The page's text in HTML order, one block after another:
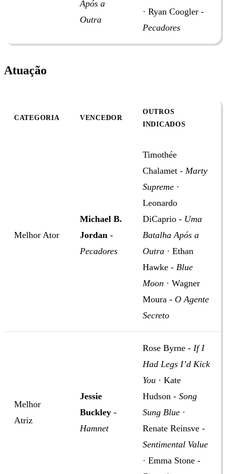
Após a
Outra
· Ryan Coogler -
Pecadores
Atuação
CATEGORIA VENCEDOR
OUTROS
INDICADOS
Melhor Ator
Michael B.
Jordan -
Pecadores
Timothée
Chalamet - Marty
Supreme ·
Leonardo
DiCaprio - Uma
Batalha Após a
Outra · Ethan
Hawke - Blue
Moon · Wagner
Moura - O Agente
Secreto
Melhor
Atriz
Jessie
Buckley -
Hamnet
Rose Byrne - If I
Had Legs I’d Kick
You · Kate
Hudson - Song
Sung Blue ·
Renate Reinsve -
Sentimental Value
· Emma Stone -